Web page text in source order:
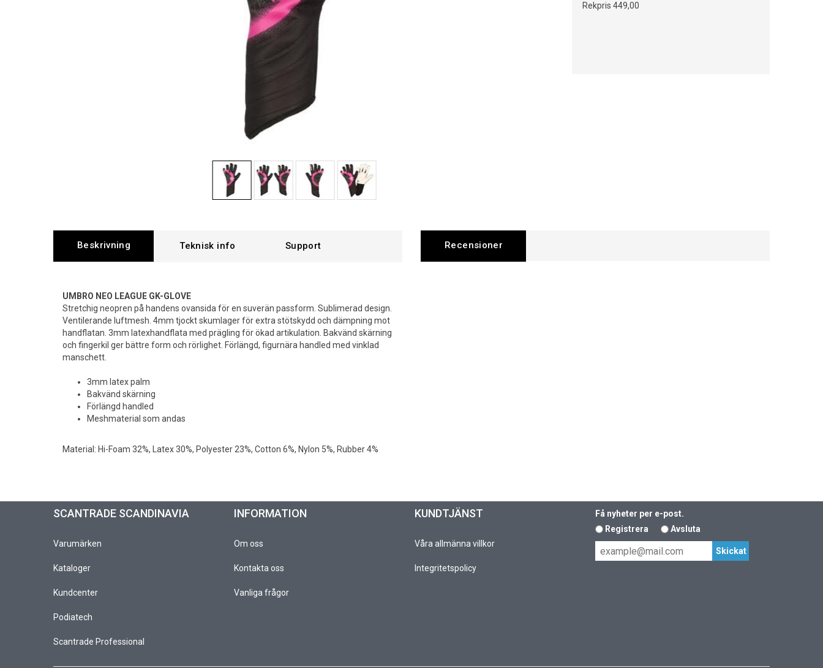
Rekpris449,00
Beskrivning Support
UMBRO NEO LEAGUE GK-GLOVE
Stretchig neopren på handens ovansida för en suverän passform. Sublimerad design.
Ventilerande luftmesh. 4mm tjockt skumlager för extra stötskydd och dämpning mot
handflatan. 3mm latexhandflata med prägling för ökad artikulation. Bakvänd skärning
och fingerkil ger bättre form och rörlighet. Förlängd, figurnära handled med vinklad
manschett.
3mm latex palm
Bakvänd skärning
Förlängd handled
Meshmaterial som andas
Material: Hi-Foam 32%, Latex 30%, Polyester 23%, Cotton 6%, Nylon 5%, Rubber 4%
Recensioner
SCANTRADE SCANDINAVIA
Varumärken
Kataloger
Kundcenter
Podiatech
Scantrade Professional
INFORMATION
Om oss
Kontakta oss
Vanliga frågor
KUNDTJÄNST
Våra allmänna villkor
Integritetspolicy
Få nyheter per e-post.
Registrera
Avsluta